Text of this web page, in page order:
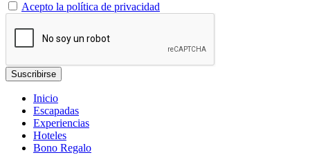
Acepto la política de privacidad
Inicio
Escapadas
Experiencias
Hoteles
Bono Regalo